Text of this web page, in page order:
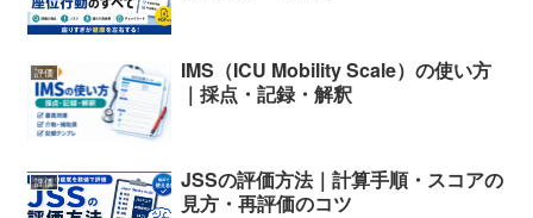
評価
IMS（ICU Mobility Scale）の使い方
｜採点・記録・解釈
評価
JSSの評価方法｜計算手順・スコアの
見方・再評価のコツ